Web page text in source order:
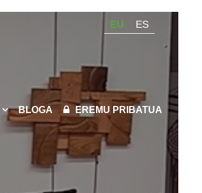
EU ES
BLOGA EREMU PRIBATUA